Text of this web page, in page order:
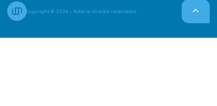
Copyright © 2026 - Todos os direitos reservados.